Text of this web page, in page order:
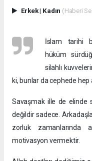
Erkek| Kadın (Haberi
İslam tarihi
hüküm
silahlı
ki, bunlar da cephede hep
Savaşmak ille de elinde
değildir sadece.
zorluk zamanlarında
motivasyon vermektir.